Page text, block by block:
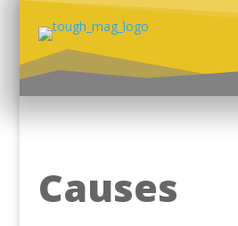
Causes